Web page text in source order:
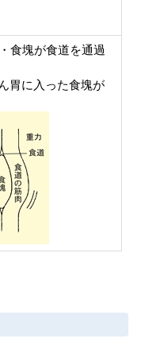
食塊が食道を通過
胃に入った食塊が